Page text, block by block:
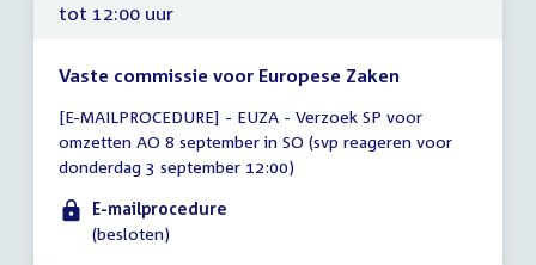
tot 12:00 uur
Vaste commissie voor Europese Zaken
vergadering
tot
12:00
uur
[E-MAILPROCEDURE] - EUZA - Verzoek SP voor
omzetten AO 8 september in SO (svp reageren voor
donderdag 3 september 12:00)
E-mailprocedure
(besloten)